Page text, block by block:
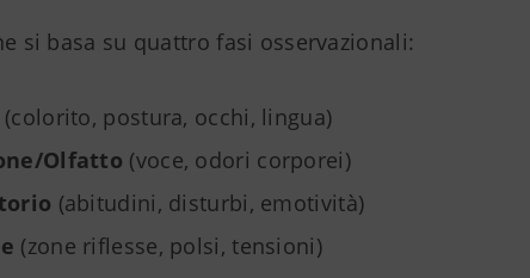
si basa su quattro fasi osservazionali:
(colorito, postura, occhi, lingua)
Olfatto (voce, odori corporei)
(abitudini, disturbi, emotività)
(zone riflesse, polsi, tensioni)